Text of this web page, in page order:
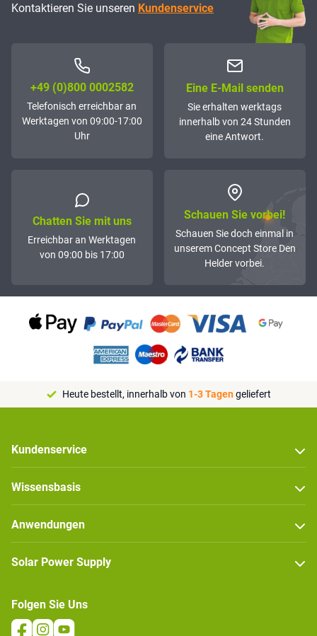
Kontaktieren Sie unseren Kundenservice
+49 (0)800 0002582
Telefonisch erreichbar an
Werktagen von 09:00-17:00
Uhr
Eine E-Mail senden
Sie erhalten werktags
innerhalb von 24 Stunden
eine Antwort.
Chatten Sie mit uns
Erreichbar an Werktagen
von 09:00 bis 17:00
Schauen Sie vorbei!
Schauen Sie doch einmal in
unserem Concept Store Den
Helder vorbei.
Heute bestellt, innerhalb von 1-3 Tagengeliefert
Kundenservice
Wissensbasis
Anwendungen
Solar Power Supply
Folgen Sie Uns